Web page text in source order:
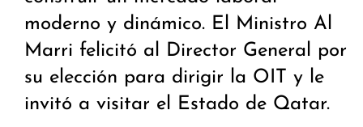
moderno y dinámico. El Ministro Al
Marri felicitó al Director General por
su elección para dirigir la OIT y le
invitó a visitar el Estado de Qatar.